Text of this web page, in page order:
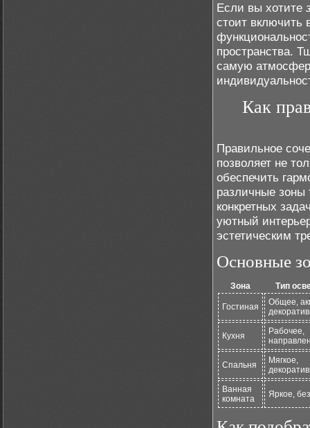
Если вы хотите
стоит включить
пространства.
самую
Как
Правильное
позволяет не
обеспечить
различные
конкретных
уютный
эстетическим
Основные
Зона Тип
Гостиная
Общее,
Кухня
Рабочее,
Спальня
Мягкое,
Ванная
комната
Яркое,